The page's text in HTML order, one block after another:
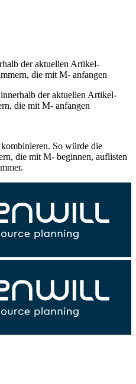
der aktuellen Artikel-
die mit M- anfangen
der aktuellen Artikel-
die mit M- anfangen
So würde die
die mit M- beginnen, auflisten